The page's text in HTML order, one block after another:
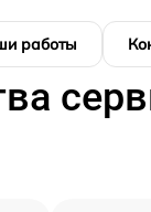
работы